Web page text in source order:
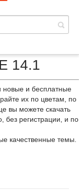
14.1
новые и бесплатные
их по цветам, по
вы можете скачать
без регистрации, и по
качественные темы.